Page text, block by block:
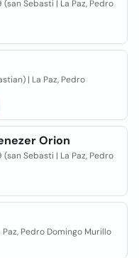
(san Sebasti | La Paz, Pedro
| La Paz, Pedro
Orion
(san Sebasti | La Paz, Pedro
Paz, Pedro Domingo Murillo